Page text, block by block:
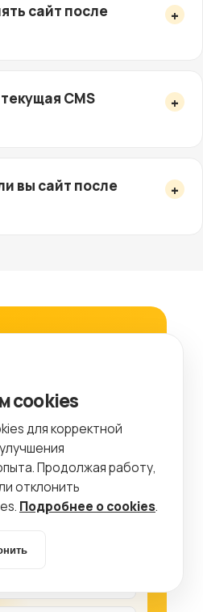
сайт после
CMS
вы сайт после
работ
покажем, какие
эффект именно
lab.ru
cookies
для корректной
Продолжая работу,
отклонить
Подробнее о cookies.